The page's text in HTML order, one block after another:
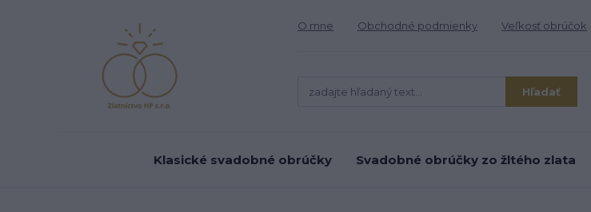
O mne Obchodné podmienky Veľkosť obrúčok
Hľadať
Klasické svadobné obrúčky Svadobné obrúčky zo žltého zlata